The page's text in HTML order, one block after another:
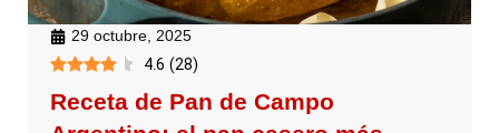
29 octubre, 2025
4.6 (28)
Receta de Pan de Campo